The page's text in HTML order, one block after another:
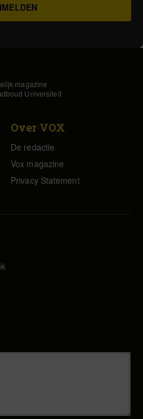
magazine
Universiteit
Over VOX
De redactie
Vox magazine
Privacy Statement